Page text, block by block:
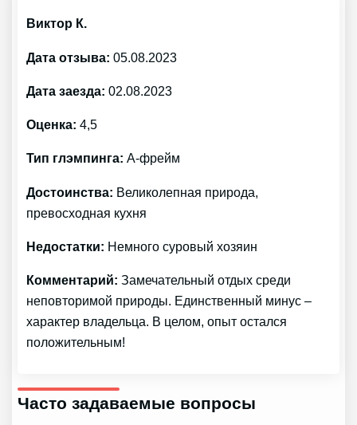
Виктор К.
Дата отзыва: 05.08.2023
Дата заезда: 02.08.2023
Оценка: 4,5
Тип глэмпинга: А-фрейм
Достоинства: Великолепная природа,
превосходная кухня
Недостатки: Немного суровый хозяин
Комментарий: Замечательный отдых среди
неповторимой природы. Единственный минус –
характер владельца. В целом, опыт остался
положительным!
Часто задаваемые вопросы